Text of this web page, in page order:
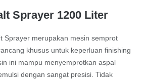
Sprayer 1200 Liter
Sprayer merupakan mesin semprot
khusus untuk keperluan finishing
ini mampu menyemprotkan aspal
dengan sangat presisi. Tidak